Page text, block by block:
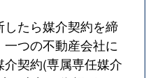
たら媒介契約を締
つの不動産会社に
契約(専属専任媒介